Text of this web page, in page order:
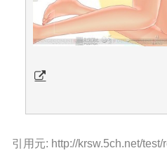
引用元: http://krsw.5ch.net/